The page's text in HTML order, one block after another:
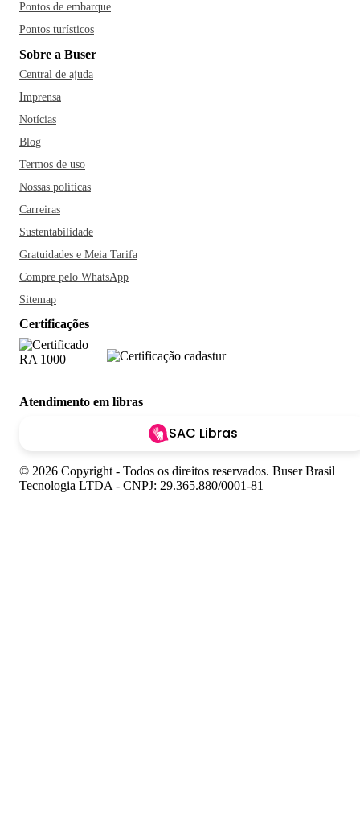
Pontos de embarque
Pontos turísticos
Sobre a Buser
Central de ajuda
Imprensa
Notícias
Blog
Termos de uso
Nossas políticas
Carreiras
Sustentabilidade
Gratuidades e Meia Tarifa
Compre pelo WhatsApp
Sitemap
Certificações
Atendimento em libras
SAC Libras
© 2026 Copyright - Todos os direitos reservados. Buser Brasil
Tecnologia LTDA - CNPJ: 29.365.880/0001-81